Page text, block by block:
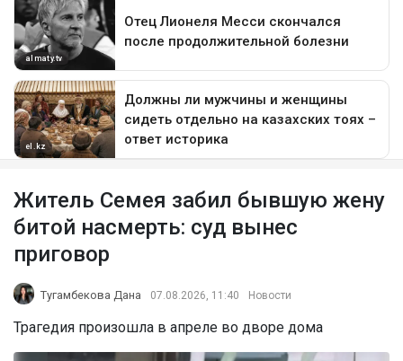
Житель Семея забил бывшую жену
битой насмерть: суд вынес
приговор
Тугамбекова Дана 07.08.2026, 11:40 Новости
Трагедия произошла в апреле во дворе дома